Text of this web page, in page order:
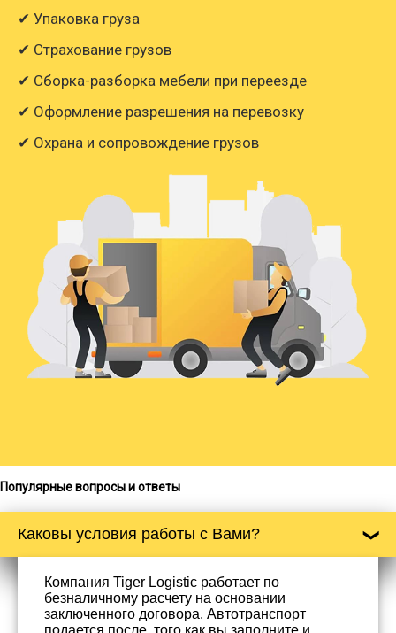
✔ Упаковка груза
✔ Страхование грузов
✔ Сборка-разборка мебели при переезде
✔ Оформление разрешения на перевозку
✔ Охрана и сопровождение грузов
Популярные вопросы и ответы
Каковы условия работы с Вами?
Компания Tiger Logistic работает по
безналичному расчету на основании
заключенного договора. Автотранспорт
подается после, того как вы заполните и